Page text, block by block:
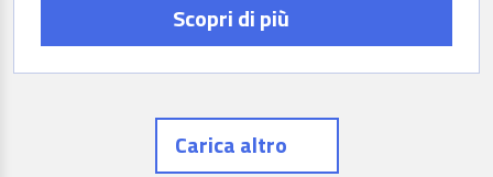
Scopri di più
Carica altro